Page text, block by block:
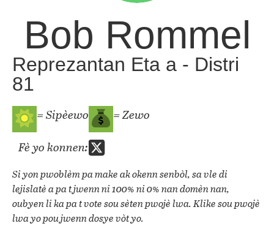
Bob Rommel
Reprezantan Eta a - Distri
81
= Sipèewo
= Zewo
Fè yo konnen:
Si yon pwoblèm pa make ak okenn senbòl, sa vle di
lejislatè a pa t jwenn ni 100% ni 0% nan domèn nan,
oubyen li ka pa t vote sou sèten pwojè lwa. Klike sou pwojè
lwa yo pou jwenn dosye vòt yo.